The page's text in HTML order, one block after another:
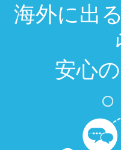
海外に出
安⼼